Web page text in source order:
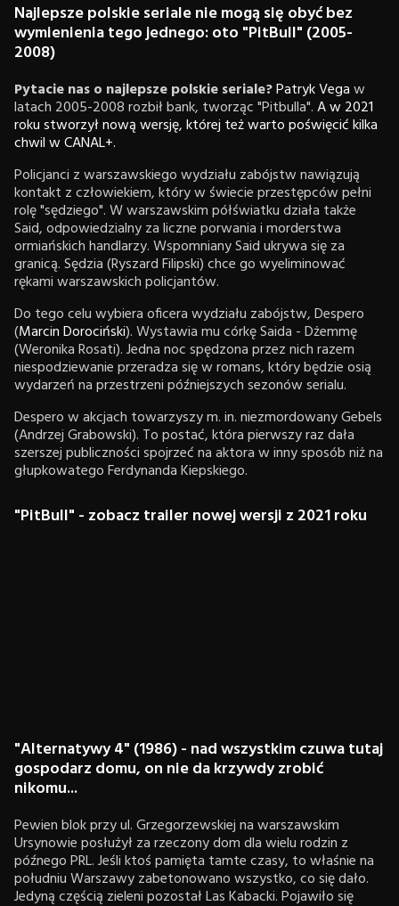
Najlepsze polskie seriale nie mogą się obyć bez
wymienienia tego jednego: oto "PitBull" (2005-
2008)
Pytacie nas o najlepsze polskie seriale?Patryk Vegaw
latach 2005-2008 rozbił bank, tworząc "Pitbulla".A w 2021
roku stworzył nową wersję, której też warto poświęcić kilka
chwil w CANAL+.
Policjanci z warszawskiego wydziału zabójstw nawiązują
kontakt z człowiekiem, który w świecie przestępców pełni
rolę "sędziego". W warszawskim półświatku działa także
Said, odpowiedzialny za liczne porwania i morderstwa
ormiańskich handlarzy. Wspomniany Said ukrywa się za
granicą. Sędzia (Ryszard Filipski) chce go wyeliminować
rękami warszawskich policjantów.
Do tego celu wybiera oficera wydziału zabójstw, Despero
(Marcin Dorociński). Wystawia mu córkę Saida - Dżemmę
(Weronika Rosati). Jedna noc spędzona przez nich razem
niespodziewanie przeradza się w romans, który będzie osią
wydarzeń na przestrzeni późniejszych sezonów serialu.
Despero w akcjach towarzyszy m. in. niezmordowany Gebels
(Andrzej Grabowski). To postać, która pierwszy raz dała
szerszej publiczności spojrzeć na aktora w inny sposób niż na
głupkowatego Ferdynanda Kiepskiego.
"PitBull" - zobacz trailer nowej wersji z 2021 roku
"Alternatywy 4" (1986) - nad wszystkim czuwa tutaj
gospodarz domu, on nie da krzywdy zrobić
nikomu...
Pewien blok przy ul. Grzegorzewskiej na warszawskim
Ursynowie posłużył za rzeczony dom dla wielu rodzin z
późnego PRL. Jeśli ktoś pamięta tamte czasy, to właśnie na
południu Warszawy zabetonowano wszystko, co się dało.
Jedyną częścią zieleni pozostał Las Kabacki. Pojawiło się